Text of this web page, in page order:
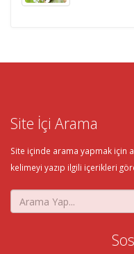
Site İçi Arama
Site içinde arama yapmak için
kelimeyi yazıp ilgili içerikleri